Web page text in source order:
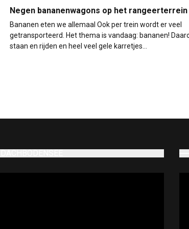
Negen bananenwagons op het rangeerterrein
Bananen eten we allemaal Ook per trein wordt er veel
getransporteerd. Het thema is vandaag: bananen!
staan en rijden en heel veel gele karretjes…